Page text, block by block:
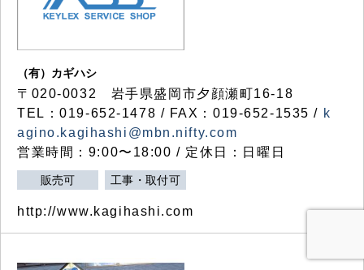
（有）カギハシ
〒020-0032 岩手県盛岡市夕顔瀬町16-18
TEL：019-652-1478 / FAX：019-652-1535 / k
agino.kagihashi@mbn.nifty.com
営業時間：9:00〜18:00 / 定休日：日曜日
販売可 工事・取付可
http://www.kagihashi.com